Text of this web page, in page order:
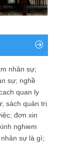
nhân sự;
sự; nghề
quan ly
; sách quản trị
; đơn xin
nghiem
sự là gì;